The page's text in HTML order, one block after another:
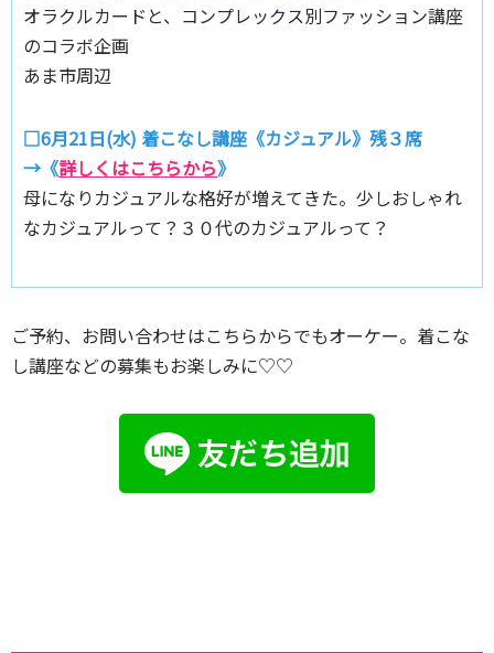
オラクルカードと、コンプレックス別ファッション講座
のコラボ企画
あま市周辺
□6月21日(水) 着こなし講座《カジュアル》残３席
→《詳しくはこちらから》
母になりカジュアルな格好が増えてきた。少しおしゃれ
なカジュアルって？３０代のカジュアルって？
ご予約、お問い合わせはこちらからでもオーケー。着こな
し講座などの募集もお楽しみに♡♡